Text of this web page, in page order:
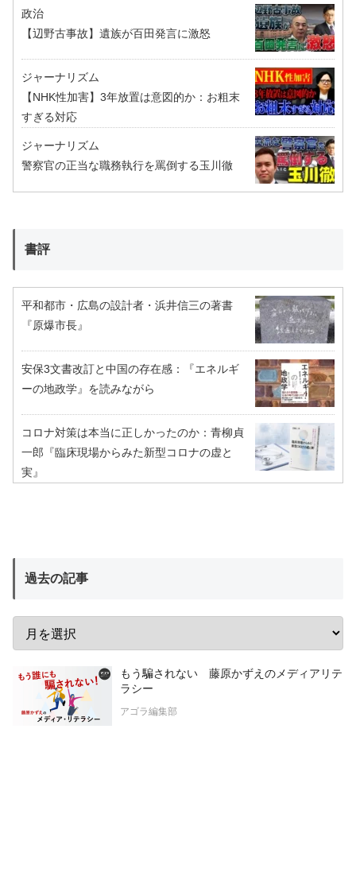
政治
【辺野古事故】遺族が百田発言に激怒
ジャーナリズム
【NHK性加害】3年放置は意図的か：お粗末
すぎる対応
ジャーナリズム
警察官の正当な職務執行を罵倒する玉川徹
書評
平和都市・広島の設計者・浜井信三の著書
『原爆市長』
安保3文書改訂と中国の存在感：『エネルギ
ーの地政学』を読みながら
コロナ対策は本当に正しかったのか：青柳貞
一郎『臨床現場からみた新型コロナの虚と
実』
過去の記事
もう騙されない 藤原かずえのメディアリテ
ラシー
アゴラ編集部